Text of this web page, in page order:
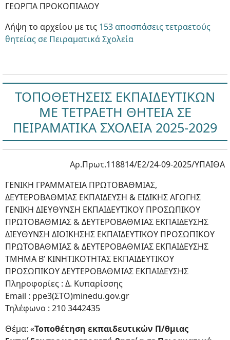
ΓΕΩΡΓΙΑ ΠΡΟΚΟΠΙΑΔΟΥ
Λήψη το αρχείου με τις 153 αποσπάσεις τετραετούς
θητείας σε Πειραματικά Σχολεία
ΤΟΠΟΘΕΤΗΣΕΙΣ ΕΚΠΑΙΔΕΥΤΙΚΩΝ
ΜΕ ΤΕΤΡΑΕΤΗ ΘΗΤΕΙΑ ΣΕ
ΠΕΙΡΑΜΑΤΙΚΑ ΣΧΟΛΕΙΑ 2025-2029
Αρ.Πρωτ.118814/Ε2/24-09-2025/ΥΠΑΙΘΑ
ΓΕΝΙΚΗ ΓΡΑΜΜΑΤΕΙΑ ΠΡΩΤΟΒΑΘΜΙΑΣ,
ΔΕΥΤΕΡΟΒΑΘΜΙΑΣ ΕΚΠΑΙΔΕΥΣΗ & ΕΙΔΙΚΗΣ ΑΓΩΓΗΣ
ΓΕΝΙΚΗ ΔΙΕΥΘΥΝΣΗ ΕΚΠΑΙΔΕΥΤΙΚΟΥ ΠΡΟΣΩΠΙΚΟΥ
ΠΡΩΤΟΒΑΘΜΙΑΣ & ΔΕΥΤΕΡΟΒΑΘΜΙΑΣ ΕΚΠΑΙΔΕΥΣΗΣ
ΔΙΕΥΘΥΝΣΗ ΔΙΟΙΚΗΣΗΣ ΕΚΠΑΙΔΕΥΤΙΚΟΥ ΠΡΟΣΩΠΙΚΟΥ
ΠΡΩΤΟΒΑΘΜΙΑΣ & ΔΕΥΤΕΡΟΒΑΘΜΙΑΣ ΕΚΠΑΙΔΕΥΣΗΣ
ΤΜΗΜΑ Β’ ΚΙΝΗΤΙΚΟΤΗΤΑΣ ΕΚΠΑΙΔΕΥΤΙΚΟΥ
ΠΡΟΣΩΠΙΚΟΥ ΔΕΥΤΕΡΟΒΑΘΜΙΑΣ ΕΚΠΑΙΔΕΥΣΗΣ
Πληροφορίες : Δ. Κυπαρίσσης
Email : ppe3(ΣΤΟ)minedu.gov.gr
Τηλέφωνο : 210 3442435
Θέμα: «Τοποθέτηση εκπαιδευτικών Π/θμιας